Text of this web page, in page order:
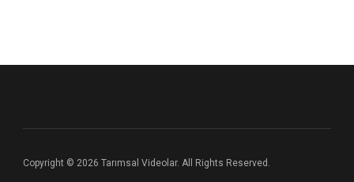
Copyright © 2026 Tarımsal Videolar. All Rights Reserved.